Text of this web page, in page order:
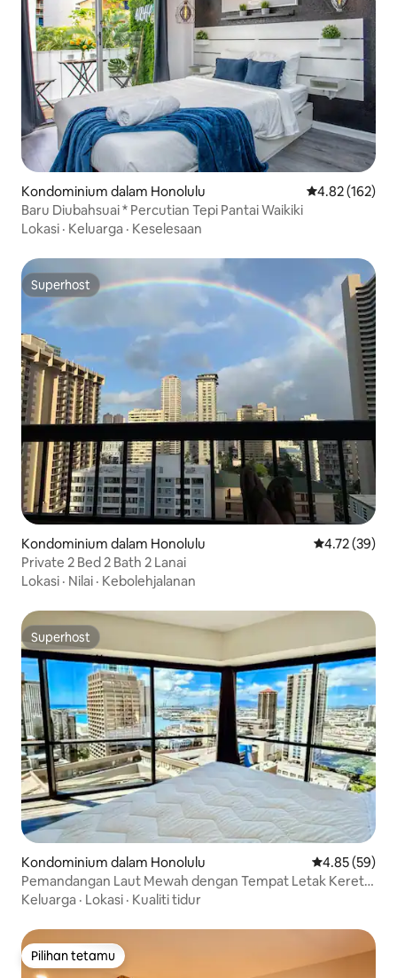
Kondominium dalam Honolulu Penarafan
4.82 (162)
Baru Diubahsuai * Percutian Tepi Pantai Waikiki
Lokasi · Keluarga · Keselesaan
Superhost
Superhost
Kondominium dalam Honolulu Penarafan
4.72 (39)
Private 2 Bed 2 Bath 2 Lanai
Lokasi · Nilai · Kebolehjalanan
Superhost
Superhost
Kondominium dalam Honolulu Penarafan
4.85 (59)
Pemandangan Laut Mewah dengan Tempat Letak Kereta
Percuma + Mesin Basuh & Pengering
Keluarga · Lokasi · Kualiti tidur
Pilihan tetamu
Pilihan tetamu